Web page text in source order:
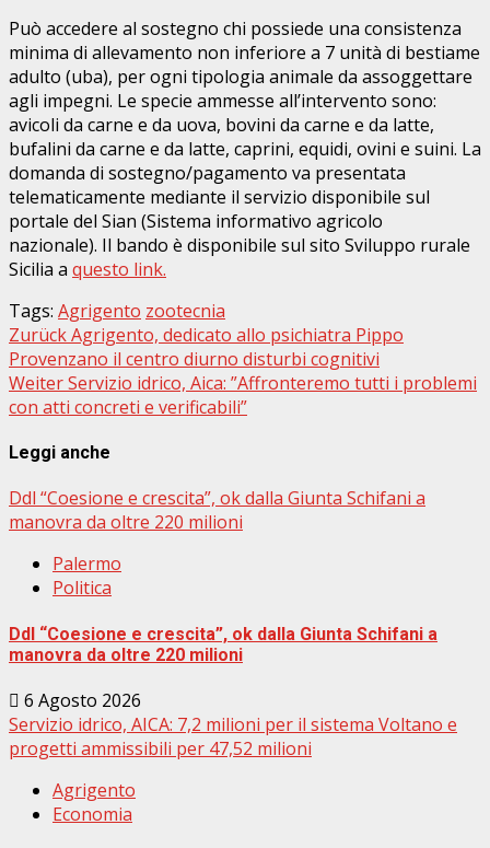
Può accedere al sostegno chi possiede una consistenza
minima di allevamento non inferiore a 7 unità di bestiame
adulto (uba), per ogni tipologia animale da assoggettare
agli impegni. Le specie ammesse all’intervento sono:
avicoli da carne e da uova, bovini da carne e da latte,
bufalini da carne e da latte, caprini, equidi, ovini e suini. La
domanda di sostegno/pagamento va presentata
telematicamente mediante il servizio disponibile sul
portale del Sian (Sistema informativo agricolo
nazionale). Il bando è disponibile sul sito Sviluppo rurale
Sicilia a questo link.
Tags: Agrigento zootecnia
Beitragsnavigation
ZurückAgrigento, dedicato allo psichiatra Pippo
Provenzano il centro diurno disturbi cognitivi
WeiterServizio idrico, Aica: ”Affronteremo tutti i problemi
con atti concreti e verificabili”
Leggi anche
Ddl “Coesione e crescita”, ok dalla Giunta Schifani a
manovra da oltre 220 milioni
Palermo
Politica
Ddl “Coesione e crescita”, ok dalla Giunta Schifani a
manovra da oltre 220 milioni
6 Agosto 2026
Servizio idrico, AICA: 7,2 milioni per il sistema Voltano e
progetti ammissibili per 47,52 milioni
Agrigento
Economia